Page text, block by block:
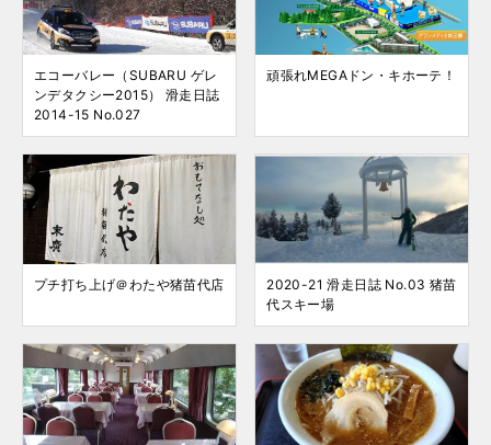
エコーバレー（SUBARU ゲレ
ンデタクシー2015） 滑走日誌
2014-15 No.027
頑張れMEGAドン・キホーテ！
プチ打ち上げ＠わたや猪苗代店
2020-21 滑走日誌 No.03 猪苗
代スキー場